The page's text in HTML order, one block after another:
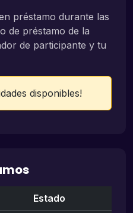
préstamo durante las
de préstamo de la
de participante y tu
disponibles!
Estado